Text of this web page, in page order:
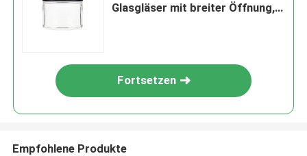
Glasgläser mit breiter Öffnung,
Fortsetzen
Empfohlene Produkte